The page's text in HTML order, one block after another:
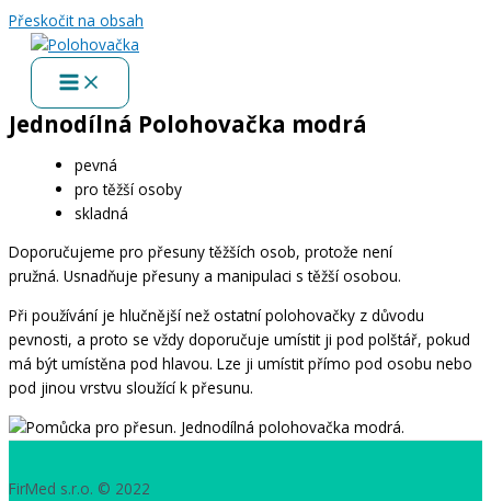
Přeskočit na obsah
Jednodílná Polohovačka modrá
pevná
pro těžší osoby
skladná
Doporučujeme pro přesuny těžších osob, protože není
pružná. Usnadňuje přesuny a manipulaci s těžší osobou.
Při používání je hlučnější než ostatní polohovačky z důvodu
pevnosti, a proto se vždy doporučuje umístit ji pod polštář, pokud
má být umístěna pod hlavou. Lze ji umístit přímo pod osobu nebo
pod jinou vrstvu sloužící k přesunu.
FirMed s.r.o. © 2022